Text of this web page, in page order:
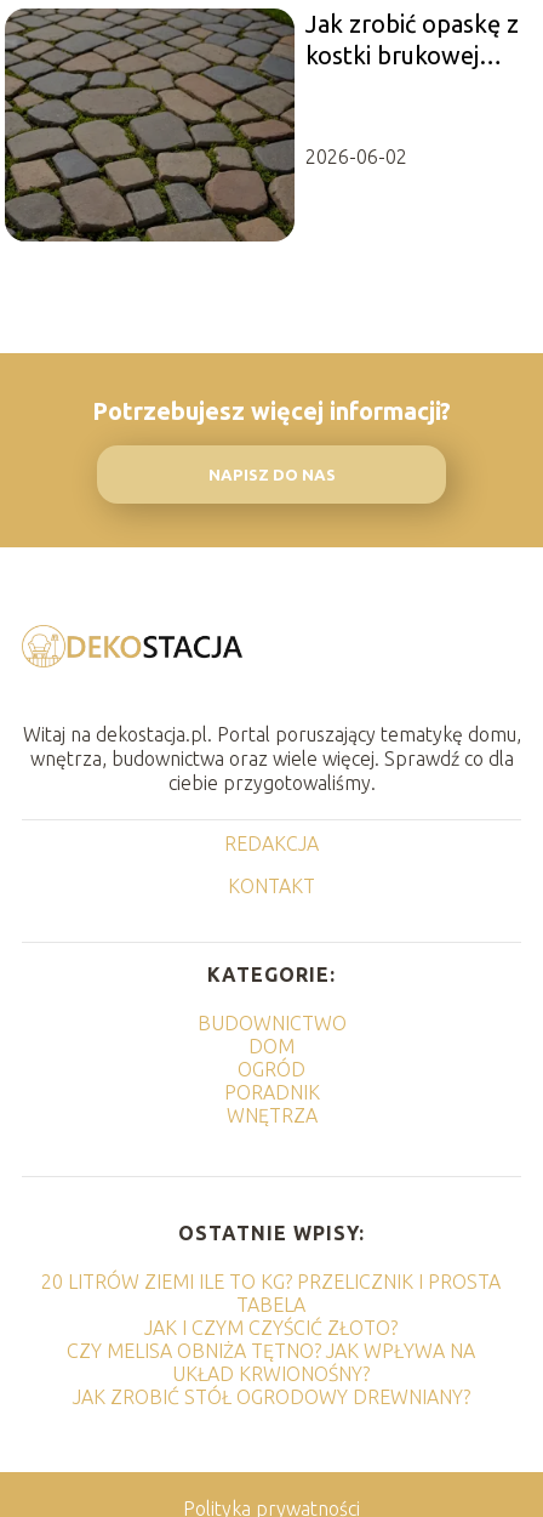
Jak zrobić opaskę z
kostki brukowej
2026-06-02
Potrzebujesz więcej informacji?
NAPISZ DO NAS
Witaj na dekostacja.pl. Portal poruszający tematykę domu,
wnętrza, budownictwa oraz wiele więcej. Sprawdź co dla
ciebie przygotowaliśmy.
REDAKCJA
KONTAKT
KATEGORIE:
BUDOWNICTWO
DOM
OGRÓD
PORADNIK
WNĘTRZA
OSTATNIE WPISY:
20 LITRÓW ZIEMI ILE TO KG? PRZELICZNIK I PROSTA
TABELA
JAK I CZYM CZYŚCIĆ ZŁOTO?
CZY MELISA OBNIŻA TĘTNO? JAK WPŁYWA NA
UKŁAD KRWIONOŚNY?
JAK ZROBIĆ STÓŁ OGRODOWY DREWNIANY?
Polityka prywatności